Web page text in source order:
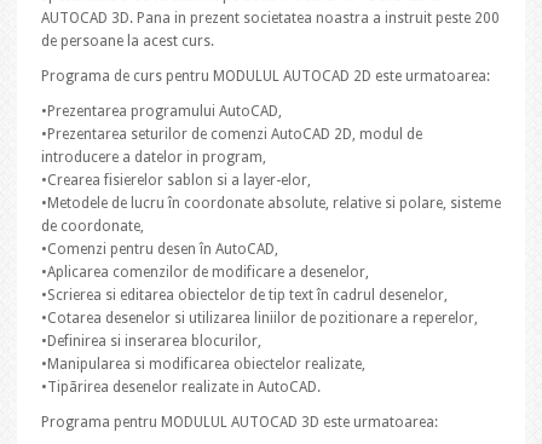
AUTOCAD 3D. Pana in prezent societatea noastra a instruit peste 200
de persoane la acest curs.
Programa de curs pentru MODULUL AUTOCAD 2D este urmatoarea:
•Prezentarea programului AutoCAD,
•Prezentarea seturilor de comenzi AutoCAD 2D, modul de
introducere a datelor in program,
•Crearea fisierelor sablon si a layer-elor,
•Metodele de lucru în coordonate absolute, relative si polare, sisteme
de coordonate,
•Comenzi pentru desen în AutoCAD,
•Aplicarea comenzilor de modificare a desenelor,
•Scrierea si editarea obiectelor de tip text în cadrul desenelor,
•Cotarea desenelor si utilizarea liniilor de pozitionare a reperelor,
•Definirea si inserarea blocurilor,
•Manipularea si modificarea obiectelor realizate,
•Tipãrirea desenelor realizate in AutoCAD.
Programa pentru MODULUL AUTOCAD 3D este urmatoarea: